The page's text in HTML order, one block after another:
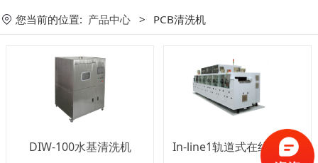
您当前的位置: 产品中心 > PCB清洗机
DIW-100水基清洗机 In-line1轨道式在线清洗机